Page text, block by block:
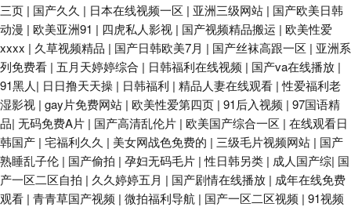
三页 | 国产久久 | 日本在线视频一区 | 亚洲三级网站 | 国产欧美日韩
动漫 | 欧美亚洲91 | 四虎私人影视 | 国产视频精品搬运 | 欧美性爱
xxxx | 久草视频精品 | 国产日韩欧美7月 | 国产丝袜高跟一区 | 亚洲系
列免费看 | 五月天婷婷综合 | 日韩福利在线视频 | 国产va在线播放 |
91黑人| 日日撸天天操 | 日韩福利 | 精品人妻在线观看 |性爱福利老
湿影视 | gay片免费网站 | 欧美性爱第四页 | 91后入视频 | 97国语精
品| 无码免费A片 | 国产高清乱伦片 | 欧美国产综合一区 | 在线观看日
韩国产 | 宅福利久久 | 美女网战色免费的 | 三级毛片视频网站 | 国产
熟睡乱子伦 | 国产偷拍 | 孕妇无码毛片 |性日韩另类 | 成人国产综| 国
产一区二区自拍 | 久久婷婷五月 | 国产剧情在线播放 | 成年在线免费
观看 | 青青草国产视频 | 微拍福利导航 | 国产一区二区视频 | 91视频